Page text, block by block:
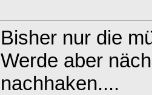
Bisher nur die
Werde aber
nachhaken....